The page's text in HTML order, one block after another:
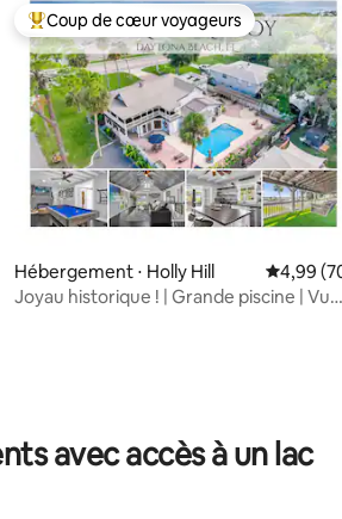
: 5 sur 5
moyenne sur la base de 20
Coups de cœur voyageurs les plus
Coup de cœur voyageurs
Hébergement ⋅ Holly Hill
4,99
Joyau historique ! | Grande piscine | Vue
avec accès à un lac